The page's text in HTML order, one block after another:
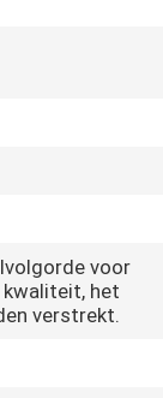
voor
het
verstrekt.